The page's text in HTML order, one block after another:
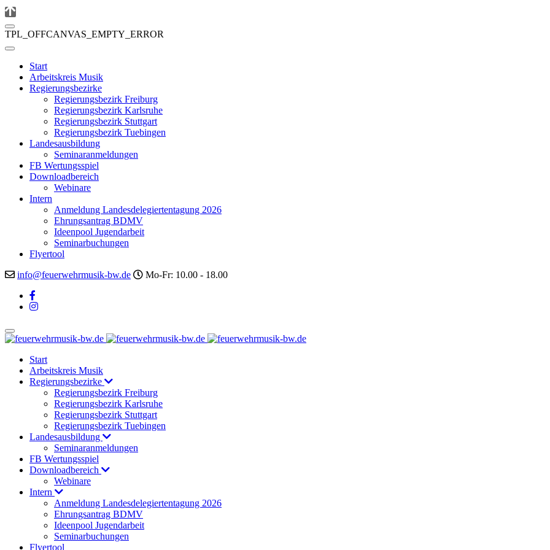
TPL_OFFCANVAS_EMPTY_ERROR
Start
Arbeitskreis Musik
Regierungsbezirke
Regierungsbezirk Freiburg
Regierungsbezirk Karlsruhe
Regierungsbezirk Stuttgart
Regierungsbezirk Tuebingen
Landesausbildung
Seminaranmeldungen
FB Wertungsspiel
Downloadbereich
Webinare
Intern
Anmeldung Landesdelegiertentagung 2026
Ehrungsantrag BDMV
Ideenpool Jugendarbeit
Seminarbuchungen
Flyertool
info@feuerwehrmusik-bw.de
Mo-Fr: 10.00 - 18.00
Start
Arbeitskreis Musik
Regierungsbezirke
Regierungsbezirk Freiburg
Regierungsbezirk Karlsruhe
Regierungsbezirk Stuttgart
Regierungsbezirk Tuebingen
Landesausbildung
Seminaranmeldungen
FB Wertungsspiel
Downloadbereich
Webinare
Intern
Anmeldung Landesdelegiertentagung 2026
Ehrungsantrag BDMV
Ideenpool Jugendarbeit
Seminarbuchungen
Flyertool